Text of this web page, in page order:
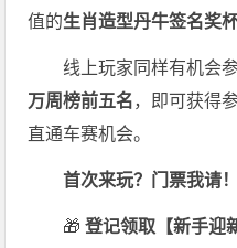
值的生肖造型丹牛签名奖
线上玩家同样有机会
万周榜前五名，即可获得
直通车赛机会。
首次来玩？门票我请！
🎁 登记领取【新手迎